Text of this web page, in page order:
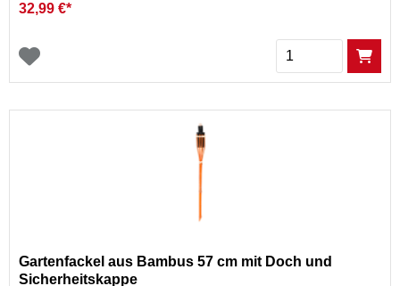
32,99 €*
Menge
Gartenfackel aus Bambus 57 cm mit Doch und
Sicherheitskappe